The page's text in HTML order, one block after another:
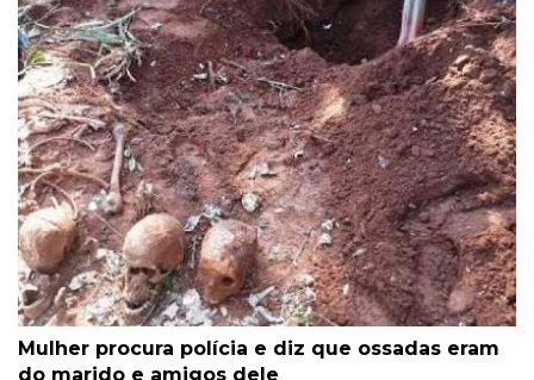
Mulher procura polícia e diz que ossadas eram
do marido e amigos dele